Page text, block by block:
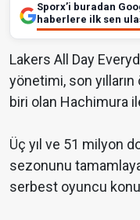
Sporx’i buradan
haberlere ilk sen
Lakers All Day
yönetimi, son
biri olan Hachimura
Üç yıl ve 51 milyon
sezonunu
serbest oyuncu